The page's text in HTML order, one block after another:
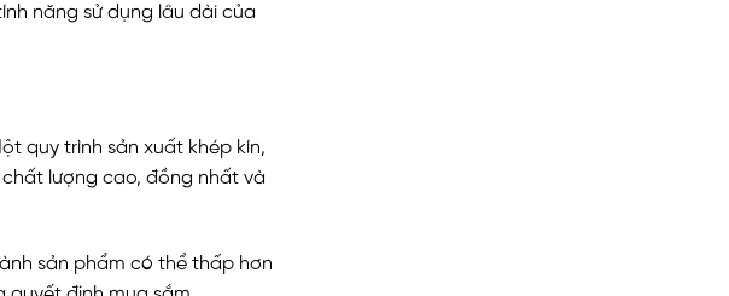
năng sử dụng lâu dài của
quy trình sản xuất khép kín,
lượng cao, đồng nhất và
sản phẩm có thể thấp hơn